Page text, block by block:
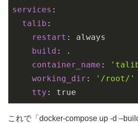
services :
talib :
restart : always
build : .
container_name :
working_dir :
'/root/'
tty : true
これで「docker-compose up -d